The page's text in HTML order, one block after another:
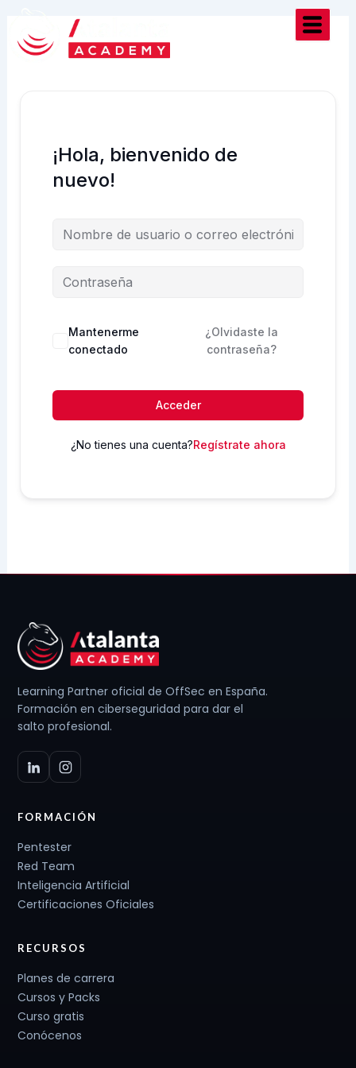
contenido
¡Hola, bienvenido de
nuevo!
Mantenerme
conectado
¿Olvidaste la
contraseña?
Acceder
¿No tienes una cuenta?Regístrate ahora
Learning Partner oficial de OffSec en España.
Formación en ciberseguridad para dar el
salto profesional.
FORMACIÓN
Pentester
Red Team
Inteligencia Artificial
Certificaciones Oficiales
RECURSOS
Planes de carrera
Cursos y Packs
Curso gratis
Conócenos